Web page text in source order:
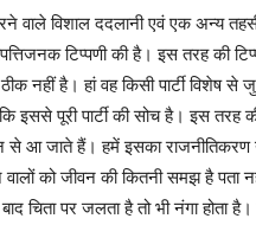
विशाल ददलानी एवं एक अन्य
टिप्पणी की है। इस तरह की
ठीक नहीं है। हां वह किसी पार्टी
कि इससे पूरी पार्टी की सोच है। इस
आ जाते हैं। हमें इसका राजनीतिकरण
को जीवन की कितनी समझ है पता
चिता पर जलता है तो भी नंगा